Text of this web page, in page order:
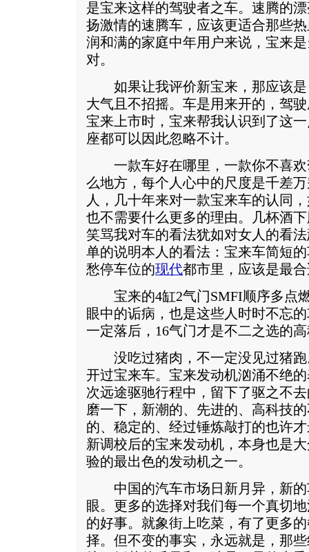
是宝来这样的驾驶者之车。速腾的
扬激情的速腾车，应该更适合那些
润和满的家庭中年用户来说，宝来
对。
如果让我评价新宝来，那应该是
大气且不招摇。车是用来开的，驾
宝来上市时，宝来帮我认识到了这
座都可以因此忽略不计。
一款车好在哪里，一款你不喜欢
么地方，每个人心中的尺度是千差
人，几十年来对一款宝来车的认同
也不需要什么更多的理由。几杯酒
笑骂我对车的看法犹如对女人的看
单的说明本人的看法：宝来车简短
愁停车位的现代都市里，应该是最
宝来的4缸2气门SMFI顺序多点
眼中的诟病，也是这些人时时不忘
一定落后，16气门才是不二之选的
没吃过猪肉，不一定没见过猪跑
开过宝来车。宝来发动机汹涌不绝
次远途驱驰行程中，留下了驱之不
磨一下，新潮的、先进的、高科技
的、稳定的、经过锤炼敲打的也许
新调校后的宝来发动机，本身也是
验的最出色的发动机之一。
中国的汽车市场日新月异，新的
眼。更多的选择对我们每一个真切
的好事。就象街上吃菜，有了更多
择。但不变的事实，永远就是，那